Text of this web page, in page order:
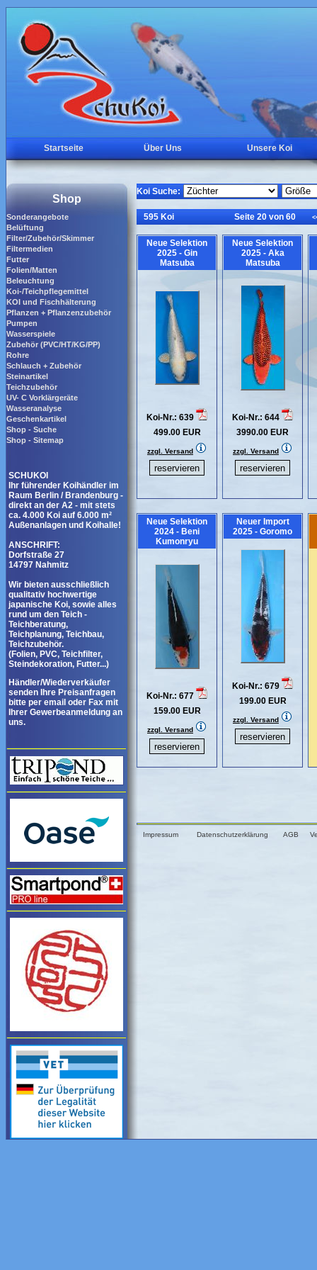
Startseite Über Uns Unsere Koi
Shop
Sonderangebote
Belüftung
Filter/Zubehör/Skimmer
Filtermedien
Futter
Folien/Matten
Beleuchtung
Koi-/Teichpflegemittel
KOI und Fischhälterung
Pflanzen + Pflanzenzubehör
Pumpen
Wasserspiele
Zubehör (PVC/HT/KG/PP)
Rohre
Schlauch + Zubehör
Steinartikel
Teichzubehör
UV- C Vorklärgeräte
Wasseranalyse
Geschenkartikel
Shop - Suche
Shop - Sitemap
SCHUKOI
Ihr führender Koihändler im
Raum Berlin / Brandenburg -
direkt an der A2 - mit stets
ca. 4.000 Koi auf 6.000 m²
Außenanlagen und Koihalle!
ANSCHRIFT:
Dorfstraße 27
14797 Nahmitz
Wir bieten ausschließlich
qualitativ hochwertige
japanische Koi, sowie alles
rund um den Teich -
Teichberatung,
Teichplanung, Teichbau,
Teichzubehör.
(Folien, PVC, Teichfilter,
Steindekoration, Futter...)
Händler/Wiederverkäufer
senden Ihre Preisanfragen
bitte per email oder Fax mit
Ihrer Gewerbeanmeldung an
uns.
Koi Suche:
595 Koi Seite 20 von 60
Neue Selektion
2025 - Gin
Matsuba
Koi-Nr.: 639
499.00 EUR
zzgl. Versand
Neue Selektion
2025 - Aka
Matsuba
Koi-Nr.: 644
3990.00 EUR
zzgl. Versand
Neue Selektion
2024 - Beni
Kumonryu
Koi-Nr.: 677
159.00 EUR
zzgl. Versand
Neuer Import
2025 - Goromo
Koi-Nr.: 679
199.00 EUR
zzgl. Versand
Impressum Datenschutzerklärung AGB